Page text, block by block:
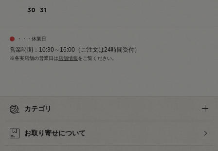
30
31
・・・休業日
営業時間：10:30～16:00（ご注文は24時間受付）
※各実店舗の営業日は 店舗情報をご覧ください。
カテゴリ
お取り寄せについて